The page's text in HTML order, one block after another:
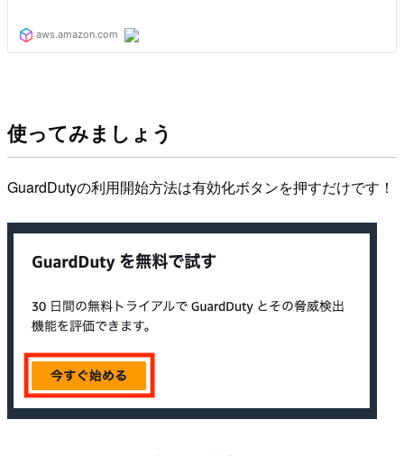
使ってみましょう
GuardDutyの利用開始方法は有効化ボタンを押すだけです！